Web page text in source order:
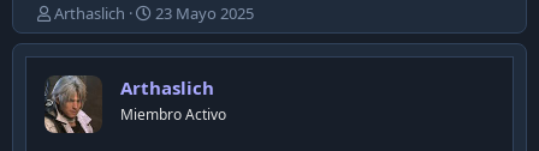
E
m
p
e
z
ó
Arthaslich
F
e
c
a
d
23 Mayo 2025
Arthaslich
Miembro Activo